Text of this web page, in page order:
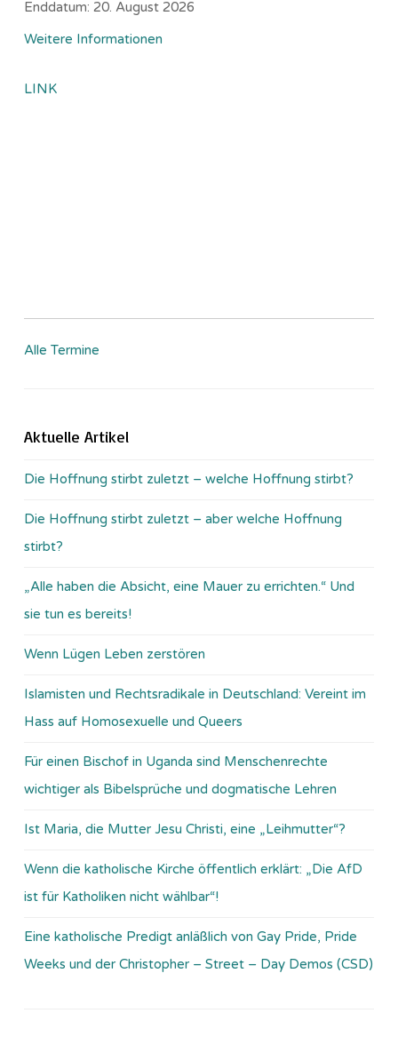
Enddatum: 20. August 2026
Weitere Informationen
LINK
Alle Termine
Aktuelle Artikel
Die Hoffnung stirbt zuletzt – welche Hoffnung stirbt?
Die Hoffnung stirbt zuletzt – aber welche Hoffnung
stirbt?
„Alle haben die Absicht, eine Mauer zu errichten.“ Und
sie tun es bereits!
Wenn Lügen Leben zerstören
Islamisten und Rechtsradikale in Deutschland: Vereint im
Hass auf Homosexuelle und Queers
Für einen Bischof in Uganda sind Menschenrechte
wichtiger als Bibelsprüche und dogmatische Lehren
Ist Maria, die Mutter Jesu Christi, eine „Leihmutter“?
Wenn die katholische Kirche öffentlich erklärt: „Die AfD
ist für Katholiken nicht wählbar“!
Eine katholische Predigt anläßlich von Gay Pride, Pride
Weeks und der Christopher – Street – Day Demos (CSD)